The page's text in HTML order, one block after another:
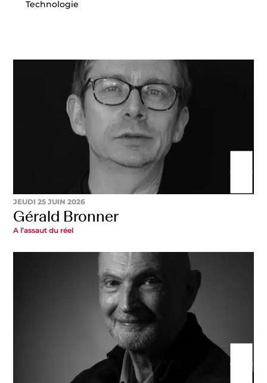
Technologie
JEUDI 25 JUIN 2026
Gérald Bronner
A l’assaut du réel